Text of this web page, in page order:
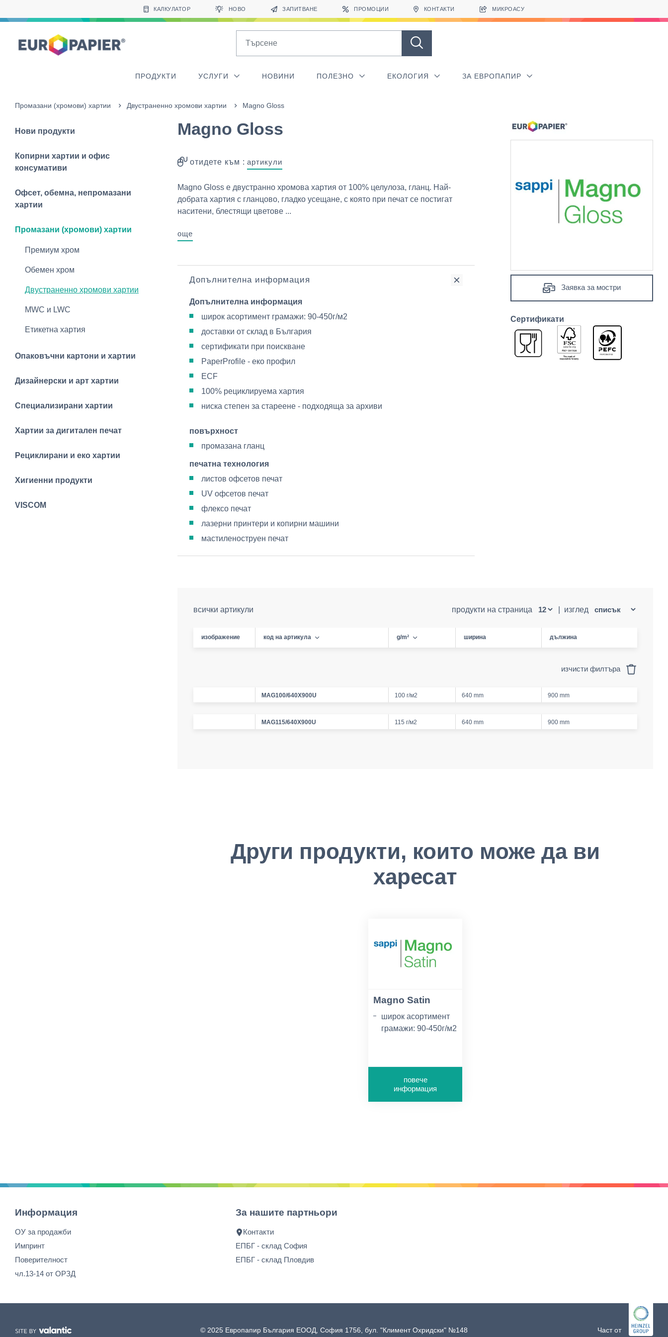
Други продукти, които може да ви харесатКАЛКУЛАТОР НОВО ЗАПИТВАНЕ ПРОМОЦИИ КОНТАКТИ МИКРОАСУ
ПРОДУКТИ УСЛУГИ НОВИНИ ПОЛЕЗНО ЕКОЛОГИЯ ЗА ЕВРОПАПИР
Промазани (хромови) хартии Двустраненно хромови хартии Magno Gloss
Нови продукти
Копирни хартии и офис
консумативи
Офсет, обемна, непромазани
хартии
Промазани (хромови) хартии
Премиум хром
Обемен хром
Двустраненно хромови хартии
MWC и LWC
Етикетна хартия
Опаковъчни картони и хартии
Дизайнерски и арт хартии
Специализирани хартии
Хартии за дигитален печат
Рециклирани и еко хартии
Хигиенни продукти
VISCOM
Magno Gloss
отидете към : артикули
Magno Gloss е двустранно хромова хартия от 100% целулоза, гланц. Най-
добрата хартия с гланцово, гладко усещане, с която при печат се постигат
наситени, блестящи цветове ...
още
Допълнителна информация
Допълнителна информация
широк асортимент грамажи: 90-450г/м2
доставки от склад в България
сертификати при поискване
PaperProfile - еко профил
ECF
100% рециклируема хартия
ниска степен за стареене - подходяща за архиви
повърхност
промазана гланц
печатна технология
листов офсетов печат
UV офсетов печат
флексо печат
лазерни принтери и копирни машини
мастиленоструен печат
Заявка за мостри
Сертификати
всички артикули продукти на страница изглед
изображение код на артикула g/m² ширина дължина
изчисти филтъра
MAG100/640X900U 100 г/м2 640 mm 900 mm
MAG115/640X900U 115 г/м2 640 mm 900 mm
Други продукти, които може да ви
харесат
Magno Satin
широк асортимент
грамажи: 90-450г/м2
поискване
повече
информация
Информация
ОУ за продажби
Импринт
Поверителност
чл.13-14 от ОРЗД
За нашите партньори
Контакти
ЕПБГ - склад София
ЕПБГ - склад Пловдив
© 2025 Европапир България ЕООД, София 1756, бул. "Климент Охридски" №148 Част от